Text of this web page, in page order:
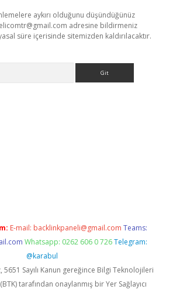
aykırı olduğunu düşündüğünüz
adresine bildirmeniz
süre içerisinde sitemizden kaldırılacaktır.
E-mail: backlinkpaneli@gmail.com Teams:
Whatsapp: 0262 606 0 726 Telegram:
@karabul
5651 Sayılı Kanun gereğince Bilgi Teknolojileri
tarafından onaylanmış bir Yer Sağlayıcı